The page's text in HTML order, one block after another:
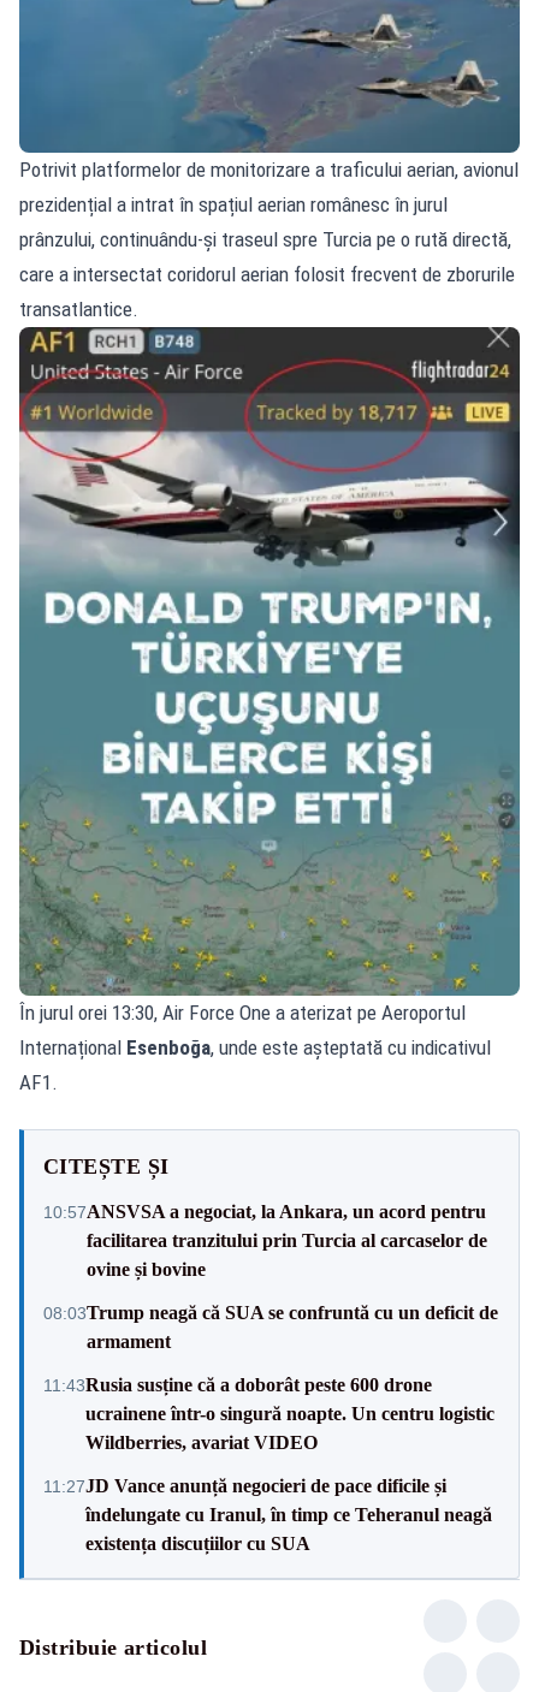
Potrivit platformelor de monitorizare a traficului aerian, avionul
prezidențial a intrat în spațiul aerian românesc în jurul
prânzului, continuându‑și traseul spre Turcia pe o rută directă,
care a intersectat coridorul aerian folosit frecvent de zborurile
transatlantice.
În jurul orei 13:30, Air Force One a aterizat pe Aeroportul
Internațional Esenboğa, unde este așteptată cu indicativul
AF1.
CITEȘTE ȘI
10:57ANSVSA a negociat, la Ankara, un acord pentru
facilitarea tranzitului prin Turcia al carcaselor de
ovine și bovine
08:03Trump neagă că SUA se confruntă cu un deficit de
armament
11:43Rusia susține că a doborât peste 600 drone
ucrainene într-o singură noapte. Un centru logistic
Wildberries, avariat VIDEO
11:27JD Vance anunță negocieri de pace dificile și
îndelungate cu Iranul, în timp ce Teheranul neagă
existența discuțiilor cu SUA
Distribuie articolul